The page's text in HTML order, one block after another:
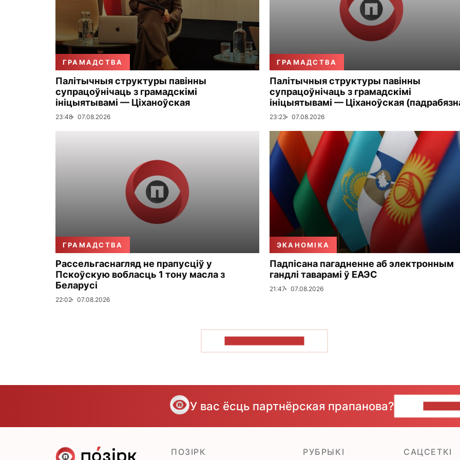
ГРАМАДСТВА
Палітычныя структуры павінны
супрацоўнічаць з грамадскімі
ініцыятывамі — Ціханоўская
23:48 07.08.2026
ГРАМАДСТВА
Палітычныя структуры павінны
супрацоўнічаць з грамадскімі
ініцыятывамі — Ціханоўская
23:23 07.08.2026
ГРАМАДСТВА
Рассельгаснагляд не прапусціў у
Пскоўскую вобласць 1 тону масла з
Беларусі
22:02 07.08.2026
ЭКАНОМІКА
Падпісана пагадненне аб электронным
гандлі таварамі ў ЕАЭС
21:47 07.08.2026
У вас ёсць партнёрская прапанова?
ПОЗІРК РУБРЫКІ САЦСЕТКІ